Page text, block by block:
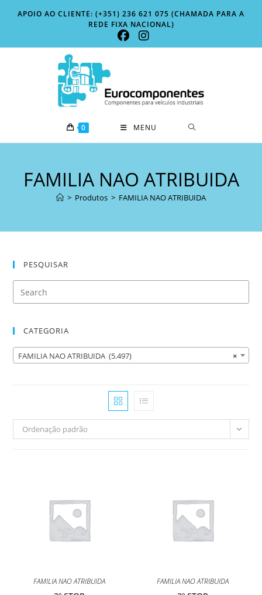
APOIO AO CLIENTE: (+351) 236 621 075 (CHAMADA PARA A
REDE FIXA NACIONAL)
0 MENU
FAMILIA NAO ATRIBUIDA
> Produtos > FAMILIA NAO ATRIBUIDA
PESQUISAR
CATEGORIA
×
FAMILIA NAO ATRIBUIDA (5.497)
Ordenação padrão
FAMILIA NAO ATRIBUIDA FAMILIA NAO ATRIBUIDA